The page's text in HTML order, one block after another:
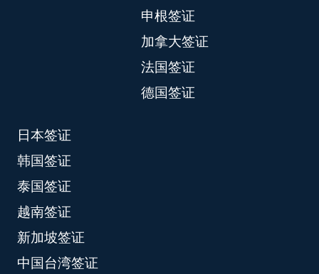
申根签证
加拿大签证
法国签证
德国签证
日本签证
韩国签证
泰国签证
越南签证
新加坡签证
中国台湾签证